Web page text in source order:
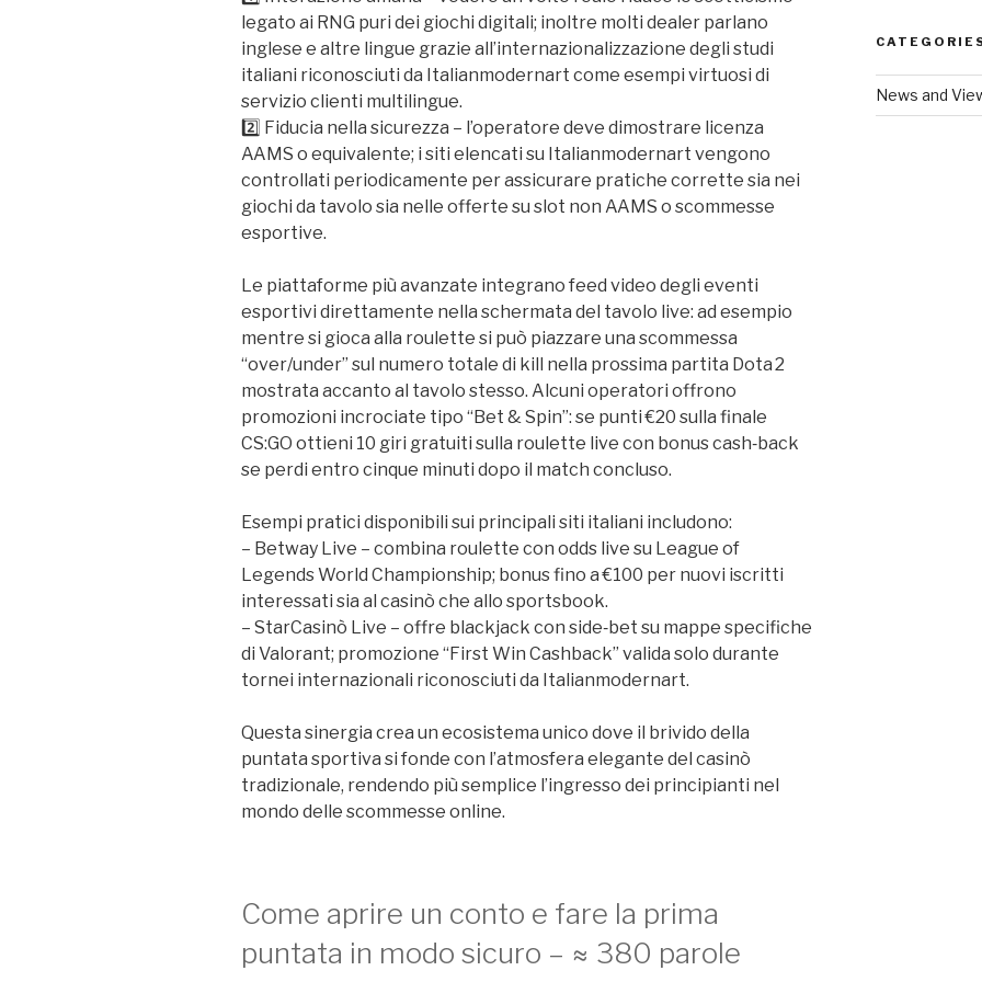
legato ai RNG puri dei giochi digitali; inoltre molti dealer parlano
inglese e altre lingue grazie all’internazionalizzazione degli studi
italiani riconosciuti da Italianmodernart come esempi virtuosi di
servizio clienti multilingue.
2️⃣ Fiducia nella sicurezza – l’operatore deve dimostrare licenza
AAMS o equivalente; i siti elencati su Italianmodernart vengono
controllati periodicamente per assicurare pratiche corrette sia nei
giochi da tavolo sia nelle offerte su slot non AAMS o scommesse
esportive.​
Le piattaforme più avanzate integrano feed video degli eventi
esportivi direttamente nella schermata del tavolo live: ad esempio
mentre si gioca alla roulette si può piazzare una scommessa
“over/under” sul numero totale di kill nella prossima partita Dota 2
mostrata accanto al tavolo stesso. Alcuni operatori offrono
promozioni incrociate tipo “Bet & Spin”: se punti €20 sulla finale
CS:GO ottieni 10 giri gratuiti sulla roulette live con bonus cash‑back
se perdi entro cinque minuti dopo il match concluso.​
Esempi pratici disponibili sui principali siti italiani includono:
– Betway Live – combina roulette con odds live su League of
Legends World Championship; bonus fino a €100 per nuovi iscritti
interessati sia al casinò che allo sportsbook.
– StarCasinò Live – offre blackjack con side‑bet su mappe specifiche
di Valorant; promozione “First Win Cashback” valida solo durante
tornei internazionali riconosciuti da Italianmodernart.​
Questa sinergia crea un ecosistema unico dove il brivido della
puntata sportiva si fonde con l’atmosfera elegante del casinò
tradizionale, rendendo più semplice l’ingresso dei principianti nel
mondo delle scommesse online.
Come aprire un conto e fare la prima
puntata in modo sicuro – ≈ 380 parole
News and